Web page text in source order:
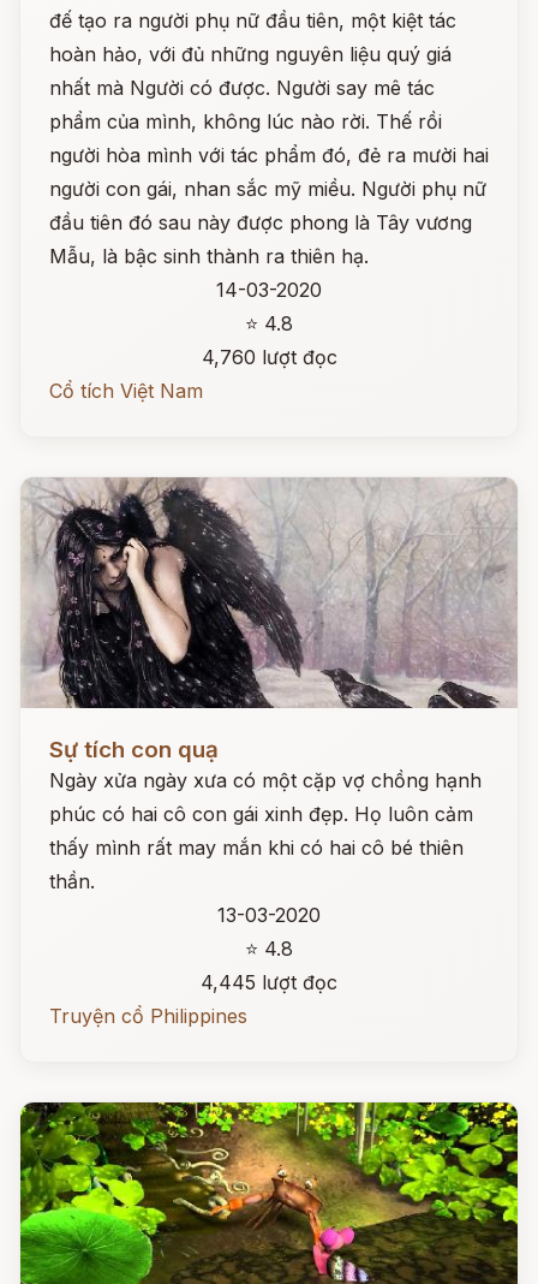
đế tạo ra người phụ nữ đầu tiên, một kiệt tác
hoàn hảo, với đủ những nguyên liệu quý giá
nhất mà Người có được. Người say mê tác
phẩm của mình, không lúc nào rời. Thế rồi
người hòa mình với tác phẩm đó, đẻ ra mười hai
người con gái, nhan sắc mỹ miều. Người phụ nữ
đầu tiên đó sau này được phong là Tây vương
Mẫu, là bậc sinh thành ra thiên hạ.
14-03-2020
⭐ 4.8
4,760 lượt đọc
Cổ tích Việt Nam
Sự tích con quạ
Ngày xửa ngày xưa có một cặp vợ chồng hạnh
phúc có hai cô con gái xinh đẹp. Họ luôn cảm
thấy mình rất may mắn khi có hai cô bé thiên
thần.
13-03-2020
⭐ 4.8
4,445 lượt đọc
Truyện cổ Philippines